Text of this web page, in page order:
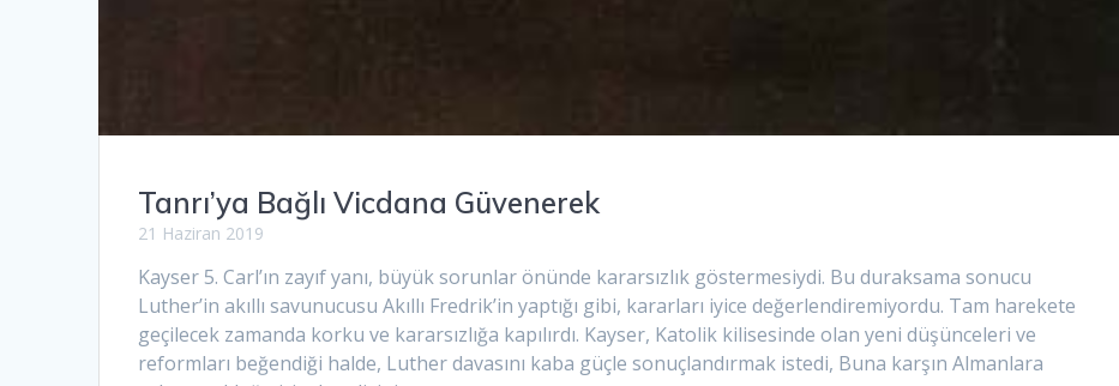
Tanrı’ya Bağlı Vicdana Güvenerek
21 Haziran 2019
Kayser 5. Carl’ın zayıf yanı, büyük sorunlar önünde kararsızlık göstermesiydi. Bu duraksama sonucu
Luther’in akıllı savunucusu Akıllı Fredrik’in yaptığı gibi, kararları iyice değerlendiremiyordu. Tam harekete
geçilecek zamanda korku ve kararsızlığa kapılırdı. Kayser, Katolik kilisesinde olan yeni düşünceleri ve
reformları beğendiği halde, Luther davasını kaba güçle sonuçlandırmak istedi, Buna karşın Almanlara